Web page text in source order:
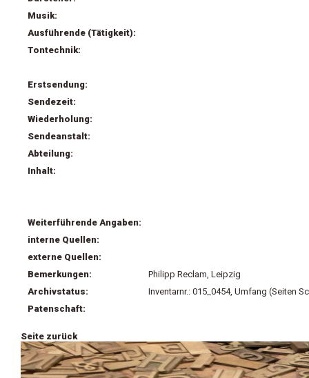
Musik:
Ausführende (Tätigkeit):
Tontechnik:
Erstsendung:
Sendezeit:
Wiederholung:
Sendeanstalt:
Abteilung:
Inhalt:
Weiterführende Angaben:
interne Quellen:
externe Quellen:
Bemerkungen:
Philipp Reclam, Leipzig
Archivstatus:
Inventarnr.: 015_0454, Umfang (Seiten
Patenschaft:
Seite zurück